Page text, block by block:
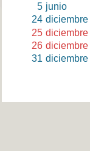
5 junio
24 diciembre
25 diciembre
26 diciembre
31 diciembre